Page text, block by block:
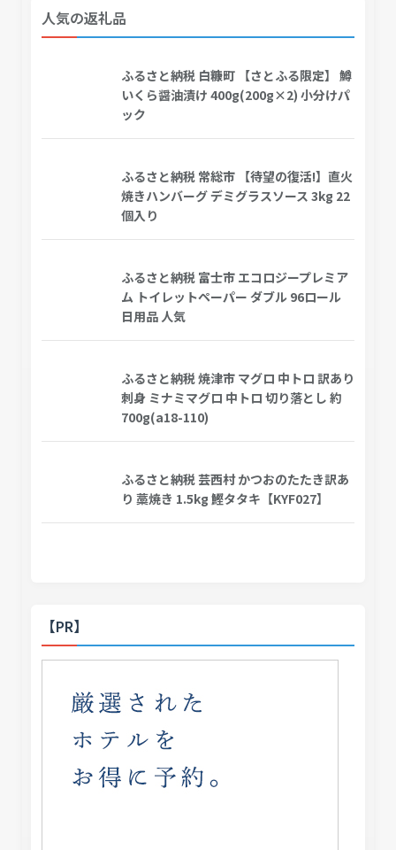
人気の返礼品
ふるさと納税 白糠町 【さとふる限定】 鱒
いくら醤油漬け 400g(200g×2) 小分けパ
ック
ふるさと納税 常総市 【待望の復活!】直火
焼きハンバーグ デミグラスソース 3kg 22
個入り
ふるさと納税 富士市 エコロジープレミア
ム トイレットペーパー ダブル 96ロール
日用品 人気
ふるさと納税 焼津市 マグロ 中トロ 訳あり
刺身 ミナミマグロ 中トロ 切り落とし 約
700g(a18-110)
ふるさと納税 芸西村 かつおのたたき訳あ
り 藁焼き 1.5kg 鰹タタキ【KYF027】
【PR】